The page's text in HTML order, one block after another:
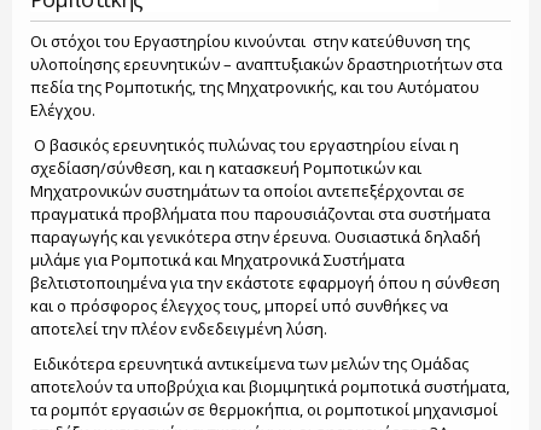
Οι στόχοι του Εργαστηρίου κινούνται στην κατεύθυνση της
υλοποίησης ερευνητικών – αναπτυξιακών δραστηριοτήτων στα
πεδία της Ρομποτικής, της Μηχατρονικής, και του Αυτόματου
Ελέγχου.
Ο βασικός ερευνητικός πυλώνας του εργαστηρίου είναι η
σχεδίαση/σύνθεση, και η κατασκευή Ρομποτικών και
Μηχατρονικών συστημάτων τα οποίοι αντεπεξέρχονται σε
πραγματικά προβλήματα που παρουσιάζονται στα συστήματα
παραγωγής και γενικότερα στην έρευνα. Ουσιαστικά δηλαδή
μιλάμε για Ρομποτικά και Μηχατρονικά Συστήματα
βελτιστοποιημένα για την εκάστοτε εφαρμογή όπου η σύνθεση
και ο πρόσφορος έλεγχος τους, μπορεί υπό συνθήκες να
αποτελεί την πλέον ενδεδειγμένη λύση.
Ειδικότερα ερευνητικά αντικείμενα των μελών της Ομάδας
αποτελούν τα υποβρύχια και βιομιμητικά ρομποτικά συστήματα,
τα ρομπότ εργασιών σε θερμοκήπια, οι ρομποτικοί μηχανισμοί